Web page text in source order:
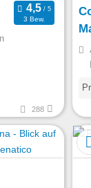
3 Bew.
288